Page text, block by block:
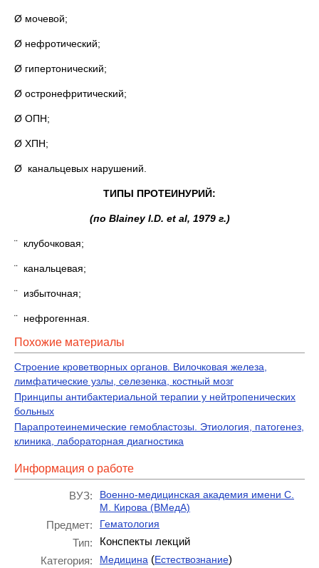
Ø мочевой;
Ø нефротический;
Ø гипертонический;
Ø остронефритический;
Ø ОПН;
Ø ХПН;
Ø канальцевых нарушений.
ТИПЫ ПРОТЕИНУРИЙ:
(по Blainey I.D. et al, 1979 г.)
¨ клубочковая;
¨ канальцевая;
¨ избыточная;
¨ нефрогенная.
Похожие материалы
Строение кроветворных органов. Вилочковая железа,
лимфатические узлы, селезенка, костный мозг
Принципы антибактериальной терапии у нейтропенических
больных
Парапротеинемические гемобластозы. Этиология, патогенез,
клиника, лабораторная диагностика
Информация о работе
ВУЗ:
Военно-медицинская академия имени С.
М. Кирова (ВМедА)
Предмет: Гематология
Тип:
Конспекты лекций
Категория:
Медицина (Естествознание)